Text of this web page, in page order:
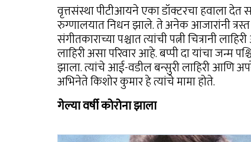
वृत्तसंस्था पीटीआयने एका डॉक्टरचा हवाला देत
रुग्णालयात निधन झाले. ते अनेक आजारांनी त्रस्त
संगीतकाराच्या पश्चात त्यांची पत्नी चित्रानी
लाहिरी असा परिवार आहे. बप्पी दा यांचा जन्म
झाला. त्यांचे आई-वडील बन्सुरी लाहिरी आणि
अभिनेते किशोर कुमार हे त्यांचे मामा होते.
गेल्या वर्षी कोरोना झाला